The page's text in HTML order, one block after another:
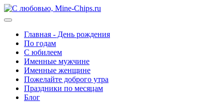
Главная - День рождения
По годам
С юбилеем
Именные мужчине
Именные женщине
Пожелайте доброго утра
Праздники по месяцам
Блог